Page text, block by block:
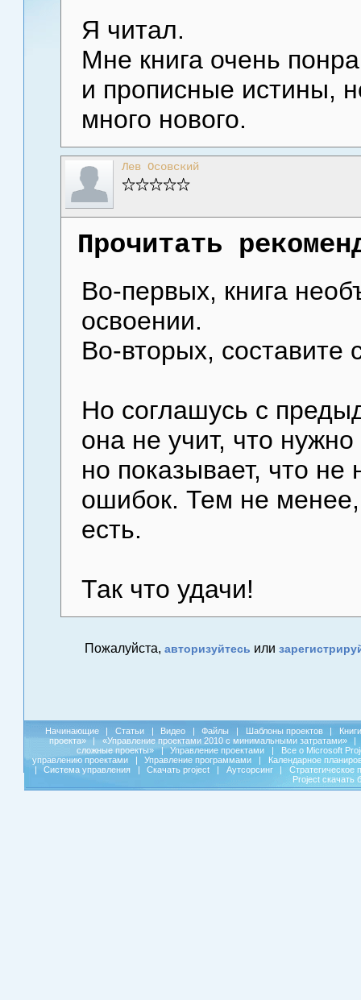
Я читал.
Мне книга очень
и прописные истины,
много нового.
Лев Осовский
Прочитать
Во-первых, книга
освоении.
Во-вторых, составите
Но соглашусь с
она не учит, что
но показывает, что не
ошибок. Тем не менее,
есть.
Так что удачи!
Пожалуйста, авторизуйтесь или
Начинающие | Статьи | Видео | Файлы | Шаблоны проектов |
Книги
проекта»
| «Управление проектами 2010 с минимальными затратами»
|
сложные проекты»
| Управление проектами |
Все о Microsoft
управлению проектами
| Управление программами |
Календарное
|
Система управления | Скачать project | Аутсорсинг |
Стратегическое
Project скачать